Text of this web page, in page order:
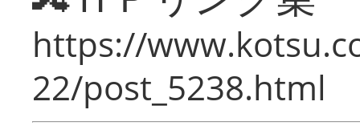
https://
22/post_5238.html